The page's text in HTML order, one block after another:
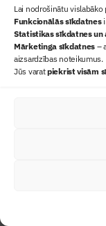
Lai nodrošinātu
Funkcionālās sīkdatnes
Statistikas sīkdatnes
Mārketinga sīkdatnes –
aizsardzības noteikumus.
Jūs varatpiekrist visām